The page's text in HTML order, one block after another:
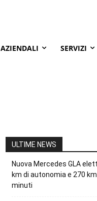
AZIENDALI SERVIZI
ULTIME NEWS
Nuova Mercedes GLA
km di autonomia e 270
minuti